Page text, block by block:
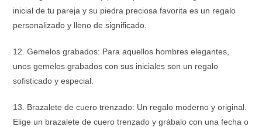
inicial de tu pareja y su piedra preciosa favorita es un regalo
personalizado y lleno de significado.
12. Gemelos grabados: Para aquellos hombres elegantes,
unos gemelos grabados con sus iniciales son un regalo
sofisticado y especial.
13. Brazalete de cuero trenzado: Un regalo moderno y original.
Elige un brazalete de cuero trenzado y grábalo con una fecha o